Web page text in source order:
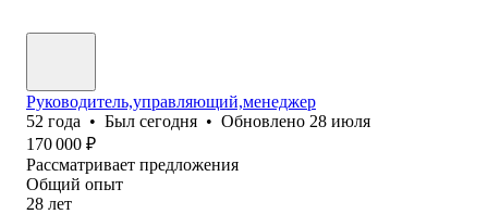
Руководитель,управляющий,менеджер
52 года • Был сегодня • Обновлено 28 июля
170 000 ₽
Рассматривает предложения
Общий опыт
28 лет